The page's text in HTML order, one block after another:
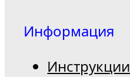
Информация
Инструкции